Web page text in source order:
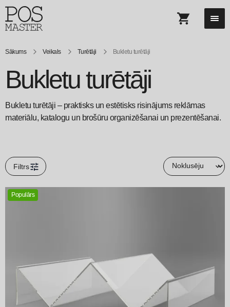
Sākums Veikals Turētāji Bukletu turētāji
Bukletu turētāji
Bukletu turētāji – praktisks un estētisks risinājums reklāmas
materiālu, katalogu un brošūru organizēšanai un prezentēšanai.
Filtrs
Populārs